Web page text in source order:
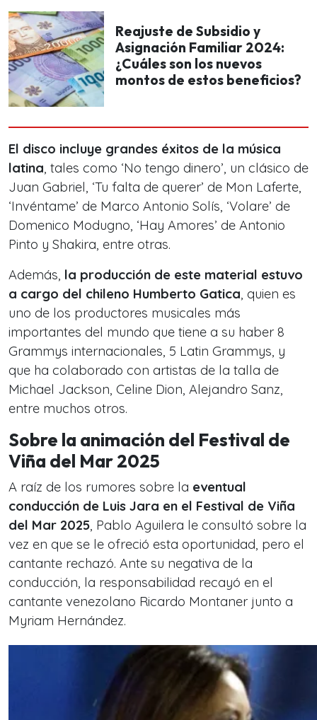
Reajuste de Subsidio y
Asignación Familiar 2024:
¿Cuáles son los nuevos
montos de estos beneficios?
El disco incluye grandes éxitos de la música
latina, tales como ‘No tengo dinero’, un clásico de
Juan Gabriel, ‘Tu falta de querer’ de Mon Laferte,
‘Invéntame’ de Marco Antonio Solís, ‘Volare’ de
Domenico Modugno, ‘Hay Amores’ de Antonio
Pinto y Shakira, entre otras.
Además, la producción de este material estuvo
a cargo del chileno Humberto Gatica, quien es
uno de los productores musicales más
importantes del mundo que tiene a su haber 8
Grammys internacionales, 5 Latin Grammys, y
que ha colaborado con artistas de la talla de
Michael Jackson, Celine Dion, Alejandro Sanz,
entre muchos otros.
Sobre la animación del Festival de
Viña del Mar 2025
A raíz de los rumores sobre la eventual
conducción de Luis Jara en el Festival de Viña
del Mar 2025, Pablo Aguilera le consultó sobre la
vez en que se le ofreció esta oportunidad, pero el
cantante rechazó. Ante su negativa de la
conducción, la responsabilidad recayó en el
cantante venezolano Ricardo Montaner junto a
Myriam Hernández.